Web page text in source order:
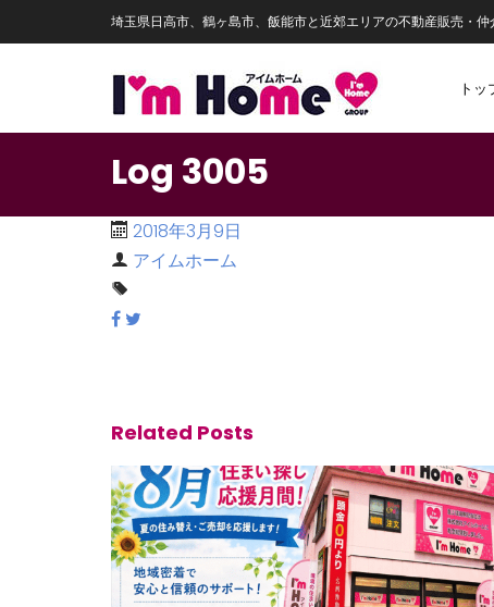
埼玉県日高市、鶴ヶ島市、飯能市と近郊エリアの不動産販売・
トッ
Log 3005
2018年3月9日
アイムホーム
Related Posts